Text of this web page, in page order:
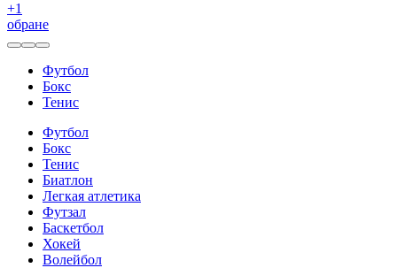
+1
обране
Футбол
Бокс
Тенис
Футбол
Бокс
Тенис
Биатлон
Легкая атлетика
Футзал
Баскетбол
Хокей
Волейбол